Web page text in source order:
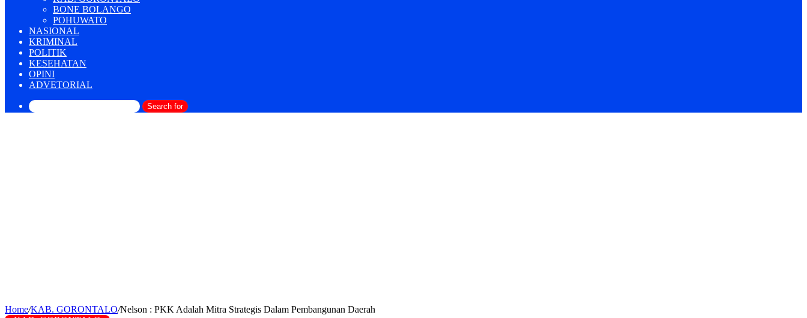
BONE BOLANGO
POHUWATO
NASIONAL
KRIMINAL
POLITIK
KESEHATAN
OPINI
ADVETORIAL
Search for
Home/KAB. GORONTALO/Nelson : PKK Adalah Mitra Strategis Dalam Pembangunan Daerah